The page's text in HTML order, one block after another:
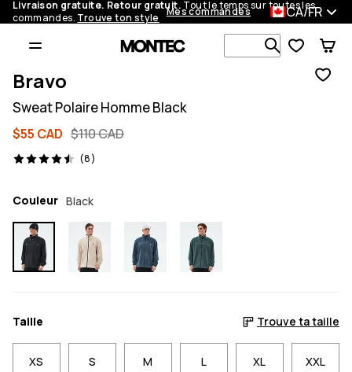
Livraison gratuite. Retour gratuit. Tout le temps sur toutes les
commandes. Trouve ton style Mes commandes CA/FR
Recherche
Bravo
Sweat Polaire Homme Black
$55 CAD $110 CAD
(8)
8 avis, 4.5/5
Couleur Black
Taille Trouve ta taille
XS S M L XL XXL